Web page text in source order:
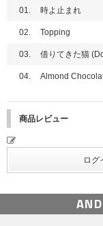
ー個別シール交換会」
時よ止まれ【通
時よ止まれ【5形
時よ止まれ【3形
品にも各ストア特典
■横浜公演記念ラッ
限定絵柄メンバー別
ランダムで1枚プレゼ
・ブックレット (8P)
・コンセプトロゴス
・グループロゴステ
※サイズや商品内容は
01. 時よ止まれ
02. Topping
03. 借りてきた猫
04. Almond
商品レビュー